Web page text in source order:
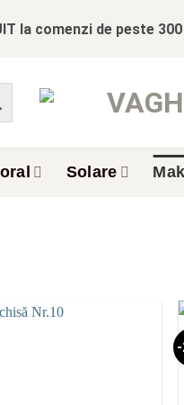
la comenzi de peste
Solare